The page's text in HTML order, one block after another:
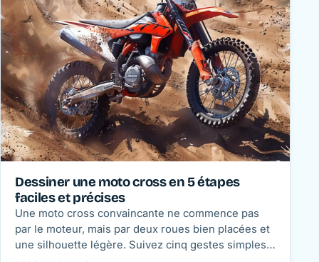
Dessiner une moto cross en 5 étapes
faciles et précises
Une moto cross convaincante ne commence pas
par le moteur, mais par deux roues bien placées et
une silhouette légère. Suivez cinq gestes simples,